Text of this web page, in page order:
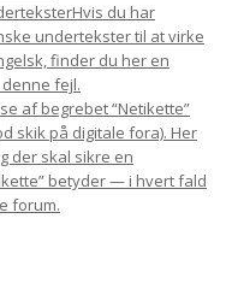
Hvis du har
undertekster til at virke
finder du her en
fejl.
af begrebet “Netikette”
skik på digitale fora). Her
der skal sikre en
betyder — i hvert fald
forum.